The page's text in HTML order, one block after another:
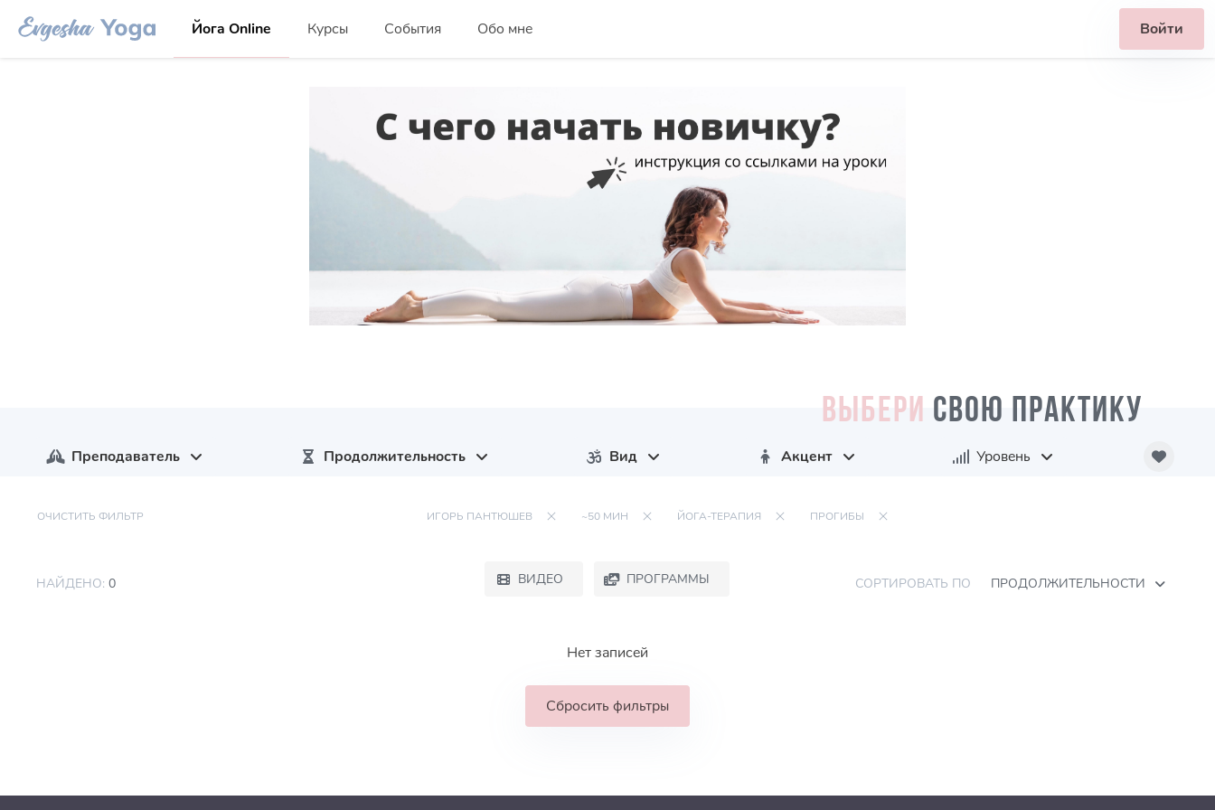
Йога Online Курсы События Обо мне Войти
ВЫБЕРИ СВОЮ ПРАКТИКУ
Преподаватель Продолжительность Вид Акцент Уровень
ОЧИСТИТЬ ФИЛЬТР ИГОРЬ ПАНТЮШЕВ ~50 МИН ЙОГА-ТЕРАПИЯ ПРОГИБЫ
НАЙДЕНО: 0 ВИДЕО ПРОГРАММЫ СОРТИРОВАТЬ ПО ПРОДОЛЖИТЕЛЬНОСТИ
Нет записей
Сбросить фильтры